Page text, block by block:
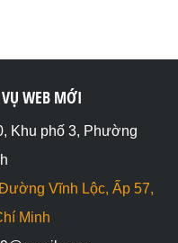
WEB MỚI
Khu phố 3, Phường
Vĩnh Lộc, Ấp 57,
Minh